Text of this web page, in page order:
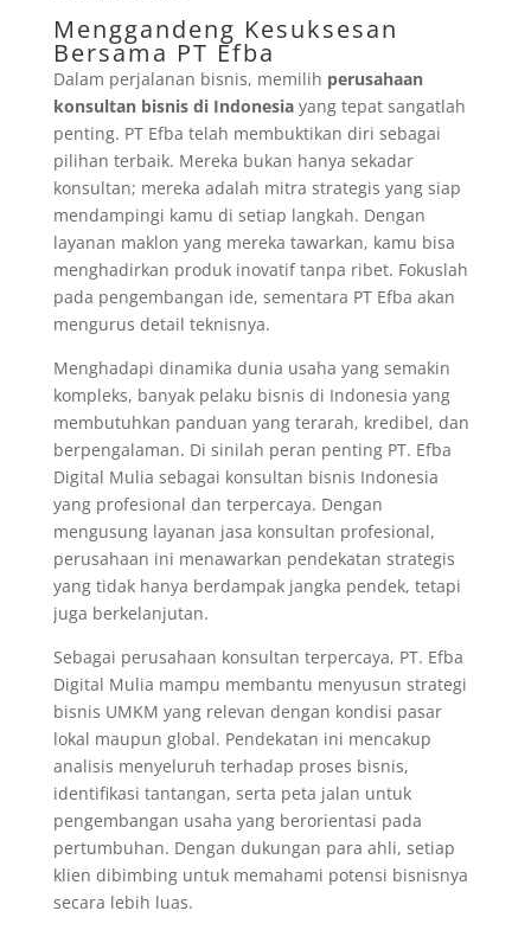
Menggandeng Kesuksesan
Bersama PT Efba
Dalam perjalanan bisnis, memilih perusahaan
konsultan bisnis di Indonesiayang tepat sangatlah
penting. PT Efba telah membuktikan diri sebagai
pilihan terbaik. Mereka bukan hanya sekadar
konsultan; mereka adalah mitra strategis yang siap
mendampingi kamu di setiap langkah. Dengan
layanan maklon yang mereka tawarkan, kamu bisa
menghadirkan produk inovatif tanpa ribet. Fokuslah
pada pengembangan ide, sementara PT Efba akan
mengurus detail teknisnya.
Menghadapi dinamika dunia usaha yang semakin
kompleks, banyak pelaku bisnis di Indonesia yang
membutuhkan panduan yang terarah, kredibel, dan
berpengalaman. Di sinilah peran penting PT. Efba
Digital Mulia sebagai konsultan bisnis Indonesia
yang profesional dan terpercaya. Dengan
mengusung layanan jasa konsultan profesional,
perusahaan ini menawarkan pendekatan strategis
yang tidak hanya berdampak jangka pendek, tetapi
juga berkelanjutan.
Sebagai perusahaan konsultan terpercaya, PT. Efba
Digital Mulia mampu membantu menyusun strategi
bisnis UMKM yang relevan dengan kondisi pasar
lokal maupun global. Pendekatan ini mencakup
analisis menyeluruh terhadap proses bisnis,
identifikasi tantangan, serta peta jalan untuk
pengembangan usaha yang berorientasi pada
pertumbuhan. Dengan dukungan para ahli, setiap
klien dibimbing untuk memahami potensi bisnisnya
secara lebih luas.